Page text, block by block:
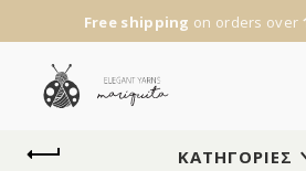
Free shipping on orders over
ΚΑΤΗΓΟΡΊΕΣ